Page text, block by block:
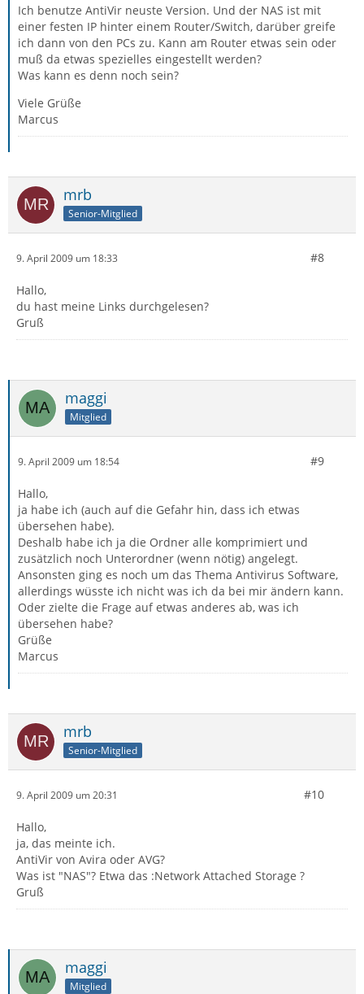
Ich benutze AntiVir neuste Version. Und der NAS ist mit
einer festen IP hinter einem Router/Switch, darüber greife
ich dann von den PCs zu. Kann am Router etwas sein oder
muß da etwas spezielles eingestellt werden?
Was kann es denn noch sein?
Viele Grüße
Marcus
mrb
Senior-Mitglied
9. April 2009 um 18:33 #8
Hallo,
du hast meine Links durchgelesen?
Gruß
maggi
Mitglied
9. April 2009 um 18:54 #9
Hallo,
ja habe ich (auch auf die Gefahr hin, dass ich etwas
übersehen habe).
Deshalb habe ich ja die Ordner alle komprimiert und
zusätzlich noch Unterordner (wenn nötig) angelegt.
Ansonsten ging es noch um das Thema Antivirus Software,
allerdings wüsste ich nicht was ich da bei mir ändern kann.
Oder zielte die Frage auf etwas anderes ab, was ich
übersehen habe?
Grüße
Marcus
mrb
Senior-Mitglied
9. April 2009 um 20:31 #10
Hallo,
ja, das meinte ich.
AntiVir von Avira oder AVG?
Was ist "NAS"? Etwa das :Network Attached Storage ?
Gruß
maggi
Mitglied